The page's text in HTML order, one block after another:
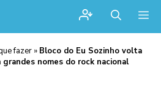
fazer » Bloco do Eu Sozinho volta
nomes do rock nacional